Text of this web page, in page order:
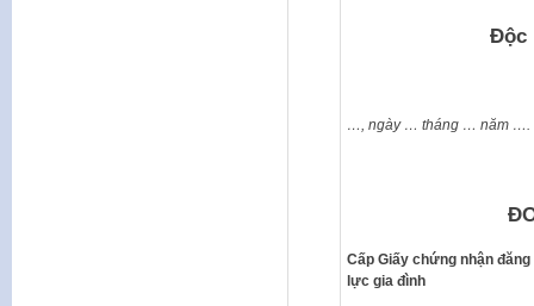
Độc lập –
…, ngày … tháng … năm ….
ĐƠN ĐỀ
Cấp Giấy chứng nhận
lực gia đình